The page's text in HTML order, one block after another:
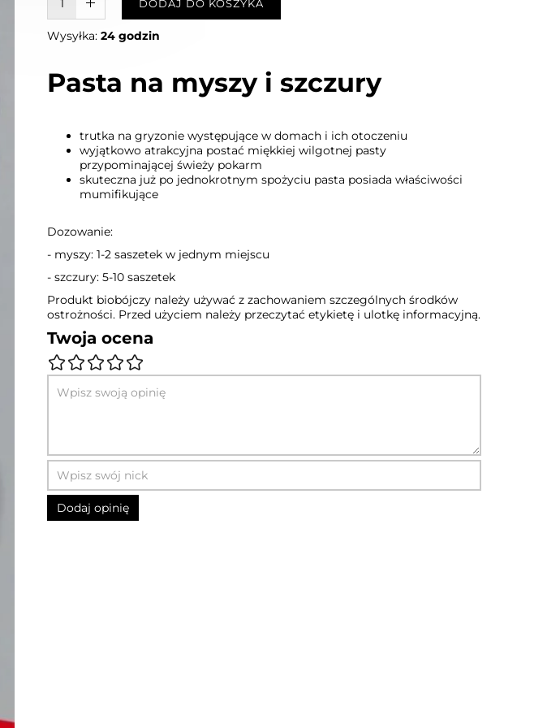
W KOSZYKU :)DODAJ DO KOSZYKA
Wysyłka: 24 godzin
Pasta na myszy i szczury
trutka na gryzonie występujące w domach i ich otoczeniu
wyjątkowo atrakcyjna postać miękkiej wilgotnej pasty
przypominającej świeży pokarm
skuteczna już po jednokrotnym spożyciu pasta posiada właściwości
mumifikujące
Dozowanie:
- myszy: 1-2 saszetek w jednym miejscu
- szczury: 5-10 saszetek
Produkt biobójczy należy używać z zachowaniem szczególnych środków
ostrożności. Przed użyciem należy przeczytać etykietę i ulotkę informacyjną.
Twoja ocena